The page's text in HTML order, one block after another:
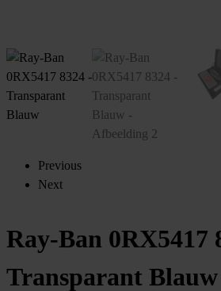
Previous
Next
Ray-Ban 0RX5417
Transparant Blauw